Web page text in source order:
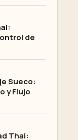
de
Sueco:
y Flujo
Thai: